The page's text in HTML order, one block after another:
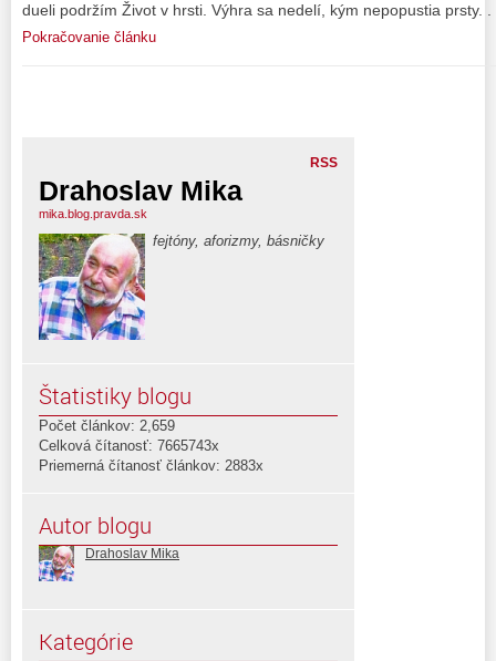
dueli podržím Život v hrsti. Výhra sa nedelí, kým nepopustia prsty. .
Pokračovanie článku
RSS
Drahoslav Mika
mika.blog.pravda.sk
fejtóny, aforizmy, básničky
Štatistiky blogu
Počet článkov: 2,659
Celková čítanosť: 7665743x
Priemerná čítanosť článkov: 2883x
Autor blogu
Drahoslav Mika
Kategórie